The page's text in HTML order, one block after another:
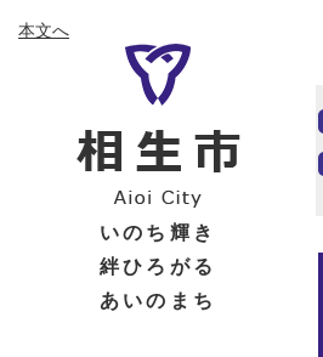
ー
ニ
本文へ
いのち輝き
絆ひろがる
あいのまち